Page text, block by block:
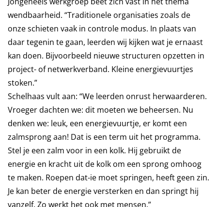
wendbaarheid. “Traditionele organisaties zoals de
onze schieten vaak in controle modus. In plaats van
daar tegenin te gaan, leerden wij kijken wat je ernaast
kan doen. Bijvoorbeeld nieuwe structuren opzetten in
project- of netwerkverband. Kleine energievuurtjes
stoken.”
Schelhaas vult aan: “We leerden onrust herwaarderen.
Vroeger dachten we: dit moeten we beheersen. Nu
denken we: leuk, een energievuurtje, er komt een
zalmsprong aan! Dat is een term uit het programma.
Stel je een zalm voor in een kolk. Hij gebruikt de
energie en kracht uit de kolk om een sprong omhoog
te maken. Roepen dat-ie moet springen, heeft geen zin.
Je kan beter de energie versterken en dan springt hij
vanzelf. Zo werkt het ook met mensen.”